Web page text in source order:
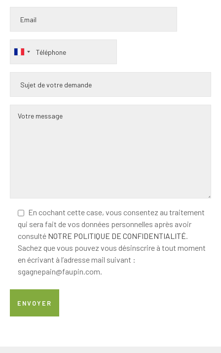
En cochant cette case, vous consentez au traitement
qui sera fait de vos données personnelles après avoir
consulté NOTRE POLITIQUE DE CONFIDENTIALITÉ.
Sachez que vous pouvez vous désinscrire à tout moment
en écrivant à l’adresse mail suivant :
sgagnepain@faupin.com.